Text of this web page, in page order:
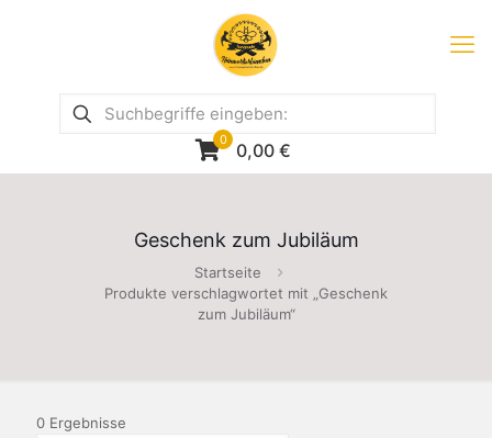
0 0,00 €
Geschenk zum Jubiläum
Startseite
Produkte verschlagwortet mit „Geschenk
zum Jubiläum“
0 Ergebnisse